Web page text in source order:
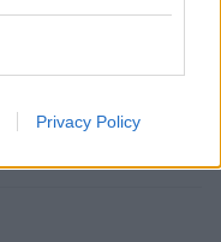
Privacy Policy